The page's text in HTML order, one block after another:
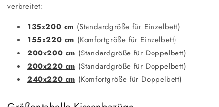
verbreitet:
135x200 cm (Standardgröße für Einzelbett)
155x220 cm (Komfortgröße für Einzelbett)
200x200 cm (Standardgröße für Doppelbett)
200x220 cm (Standardgröße für Doppelbett)
240x220 cm (Komfortgröße für Doppelbett)